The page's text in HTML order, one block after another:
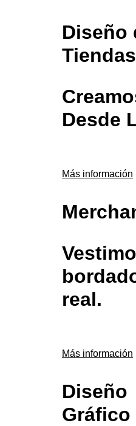
Diseño
Desde
Más información
real.
Más información
Diseño
Gráfico